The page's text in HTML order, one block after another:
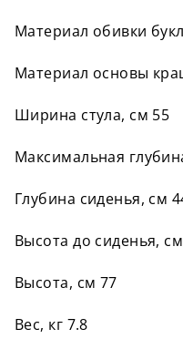
Материал обивки
Материал основы
Ширина стула, см 55
Максимальная
Глубина сиденья, см
Высота до сиденья,
Высота, см 77
Вес, кг 7.8